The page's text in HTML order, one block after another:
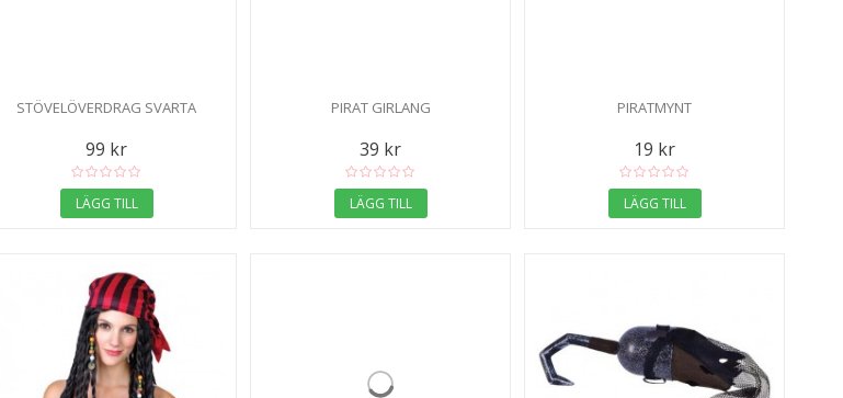
STÖVELÖVERDRAG SVARTA
99 kr
LÄGG TILL
PIRAT GIRLANG
39 kr
LÄGG TILL
PIRATMYNT
19 kr
LÄGG TILL